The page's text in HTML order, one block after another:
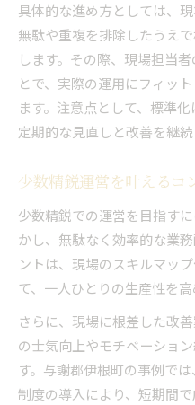
具体的な進め方としては、
無駄や重複を排除したうえ
します。その際、現場担当
とで、実際の運用にフィッ
ます。注意点として、標準
定期的な見直しと改善を継
少数精鋭運営を叶えるコ
少数精鋭での運営を目指す
かし、無駄なく効率的な業
ントは、現場のスキルマッ
て、一人ひとりの生産性を
さらに、現場に根差した改
の士気向上やモチベーショ
す。与謝郡伊根町の事例で
制度の導入により、短期間